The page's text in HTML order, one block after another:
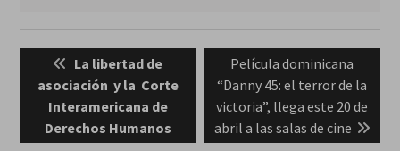
entradas
Previous
post:
La libertad de
asociación y la Corte
Interamericana de
Derechos Humanos
Next
post:
Película dominicana
“Danny 45: el terror de la
victoria”, llega este 20 de
abril a las salas de cine